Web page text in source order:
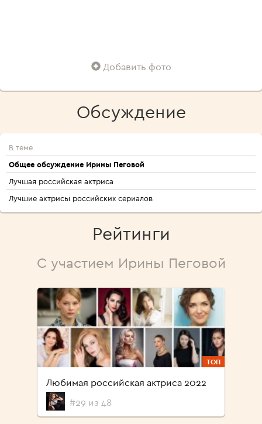
Добавить фото
Обсуждение
В теме
Общее обсуждение Ирины Пеговой
Лучшая российская актриса
Лучшие актрисы российских сериалов
Рейтинги
С участием Ирины Пеговой
ТОП
Любимая российская актриса 2022
#29 из 48